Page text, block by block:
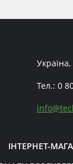
Тел.: 0
info@
ІНТЕРНЕТ-